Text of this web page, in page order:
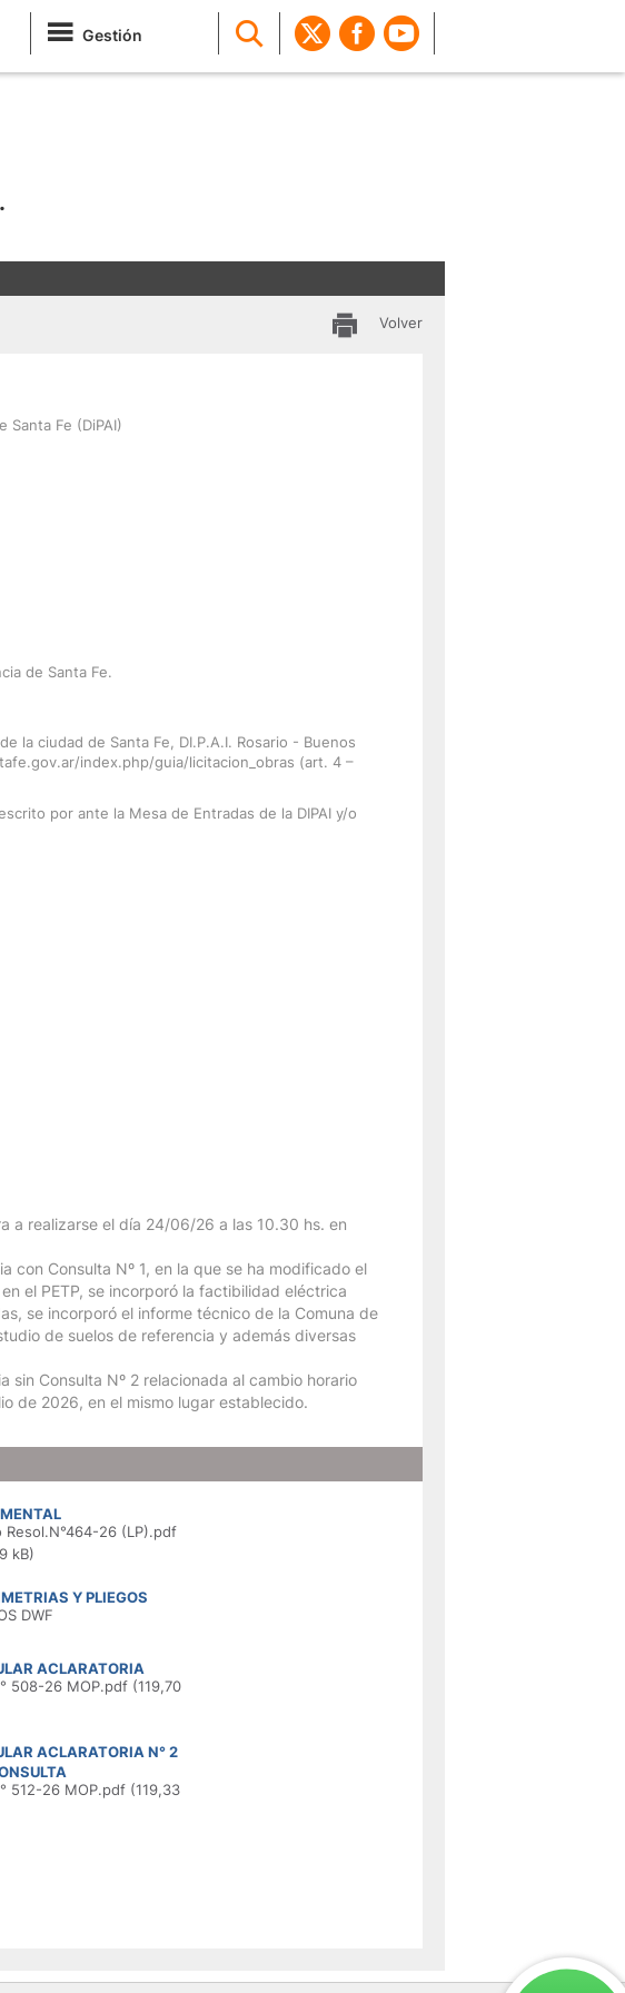
Gestión
Volver
Fe (DiPAI)
de Santa Fe.
la ciudad de Santa Fe, DI.P.A.I. Rosario - Buenos
index.php/guia/licitacion_obras (art. 4 –
por ante la Mesa de Entradas de la DIPAI y/o
a realizarse el día 24/06/26 a las 10.30 hs. en
con Consulta Nº 1, en la que se ha modificado el
el PETP, se incorporó la factibilidad eléctrica
se incorporó el informe técnico de la Comuna de
de suelos de referencia y además diversas
sin Consulta Nº 2 relacionada al cambio horario
de 2026, en el mismo lugar establecido.
Resol.N°464-26 (LP).pdf
kB)
Y PLIEGOS
DWF
ACLARATORIA
508-26 MOP.pdf (119,70
ACLARATORIA N° 2
512-26 MOP.pdf (119,33